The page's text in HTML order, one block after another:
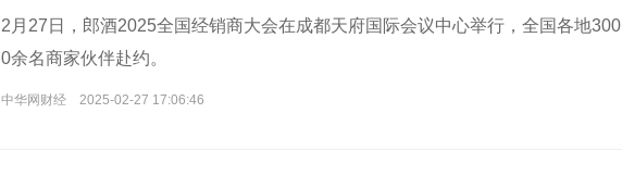
心”的胜仗
2月27日，郎酒2025全国经销商大会在成都天府国际会议中心举行，全国各地300
0余名商家伙伴赴约。
中华网财经 2025-02-27 17:06:46